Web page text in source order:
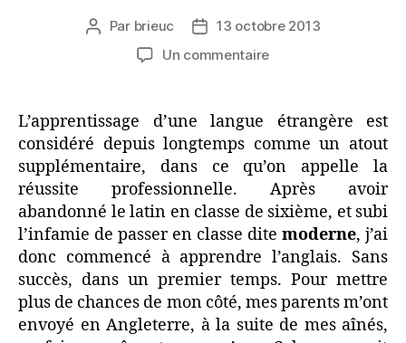
Auteur
Par brieuc
Date13 octobre 2013
Un commentairesur
appris
l’anglais
L’apprentissage d’une langue étrangère est
considéré depuis longtemps comme un atout
supplémentaire, dans ce qu’on appelle la
réussite professionnelle. Après avoir
abandonné le latin en classe de sixième, et subi
l’infamie de passer en classe dite moderne, j’ai
donc commencé à apprendre l’anglais. Sans
succès, dans un premier temps. Pour mettre
plus de chances de mon côté, mes parents m’ont
envoyé en Angleterre, à la suite de mes aînés,